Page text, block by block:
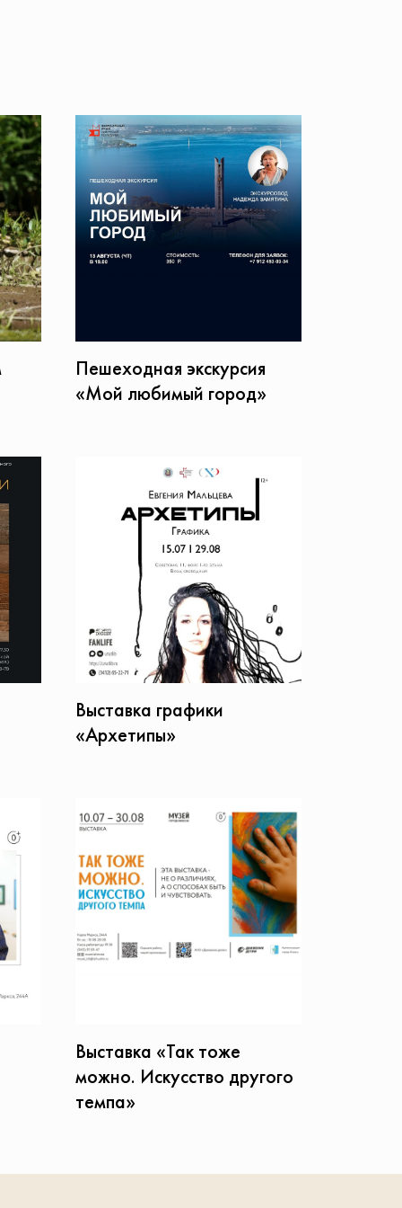
Пешеходная экскурсия
«Мой любимый город»
Выставка графики
«Архетипы»
Выставка «Так тоже
можно. Искусство другого
темпа»